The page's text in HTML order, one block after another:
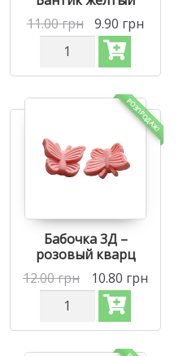
11.00грн 9.90 грн
Количество
Силиконовая
бусинка,
для
прорезывателя
зубов
-
Бантик
Желтый
Бабочка 3Д –
розовый кварц
РОЗПРОДАЖ!
12.00грн 10.80 грн
Количество
Силиконовая
бусинка,